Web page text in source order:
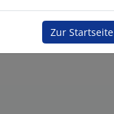
Zur Startseite